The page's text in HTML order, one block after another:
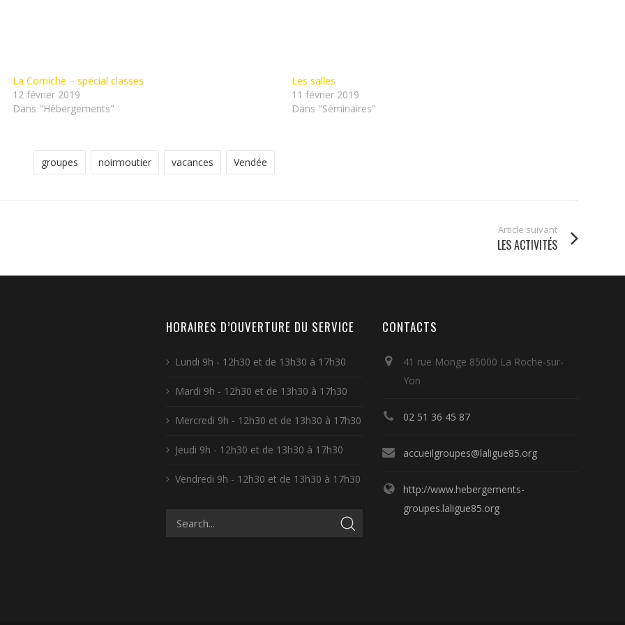
La Corniche – spécial classes
12 février 2019
Dans "Hébergements"
Les salles
11 février 2019
Dans "Séminaires"
groupes noirmoutier vacances Vendée
Article suivant
LES ACTIVITÉS
HORAIRES D’OUVERTURE DU SERVICE
Lundi 9h - 12h30 et de 13h30 à 17h30
Mardi 9h - 12h30 et de 13h30 à 17h30
Mercredi 9h - 12h30 et de 13h30 à 17h30
Jeudi 9h - 12h30 et de 13h30 à 17h30
Vendredi 9h - 12h30 et de 13h30 à 17h30
CONTACTS
41 rue Monge 85000 La Roche-sur-
Yon
02 51 36 45 87
accueilgroupes@laligue85.org
http://www.hebergements-
groupes.laligue85.org